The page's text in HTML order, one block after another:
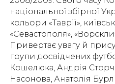
національної збірної
кольори «Таврії»,
«Севастополя»,
Привертає увагу й
групи досвідчених
Кошелюка, Андрія
Насонова, Анатолія